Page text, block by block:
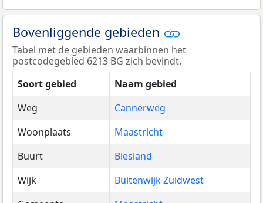
Bovenliggende gebieden
Tabel met de gebieden waarbinnen het
postcodegebied 6213 BG zich bevindt.
Soort gebied
Naam gebied
Weg
Cannerweg
Woonplaats
Maastricht
Buurt
Biesland
Wijk
Buitenwijk Zuidwest